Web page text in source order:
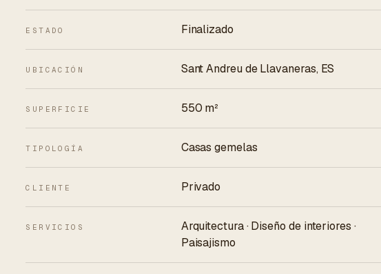
ESTADO Finalizado
UBICACIÓN Sant Andreu de Llavaneras, ES
SUPERFICIE 550 m²
TIPOLOGÍA Casas gemelas
CLIENTE Privado
SERVICIOS
Arquitectura · Diseño de interiores ·
Paisajismo